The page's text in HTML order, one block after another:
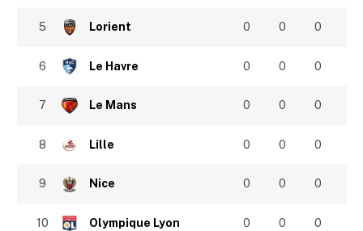
5 Lorient 0 0 0
6 Le Havre 0 0 0
7 Le Mans 0 0 0
8 Lille 0 0 0
9 Nice 0 0 0
10 Olympique Lyon 0 0 0